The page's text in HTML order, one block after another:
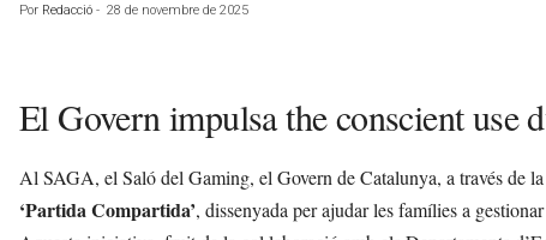
Por Redacció - 28 de novembre de 2025
El Govern impulsa the conscient use
Al SAGA, el Saló del Gaming, el Govern de Catalunya, a través de
‘Partida Compartida’, dissenyada per ajudar les famílies a